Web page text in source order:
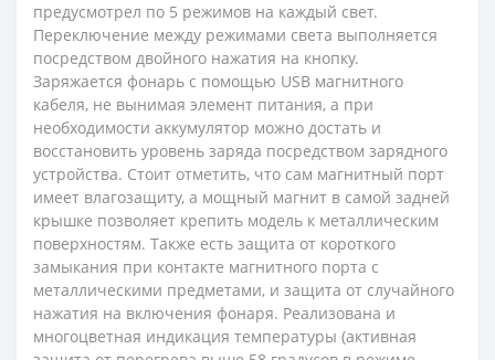
предусмотрел по 5 режимов на каждый свет.
Переключение между режимами света выполняется
посредством двойного нажатия на кнопку.
Заряжается фонарь с помощью USB магнитного
кабеля, не вынимая элемент питания, а при
необходимости аккумулятор можно достать и
восстановить уровень заряда посредством зарядного
устройства. Стоит отметить, что сам магнитный порт
имеет влагозащиту, а мощный магнит в самой задней
крышке позволяет крепить модель к металлическим
поверхностям. Также есть защита от короткого
замыкания при контакте магнитного порта с
металлическими предметами, и защита от случайного
нажатия на включения фонаря. Реализована и
многоцветная индикация температуры (активная